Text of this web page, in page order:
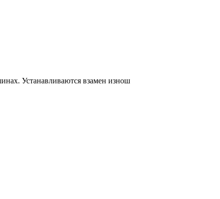
Устанавливаются взамен изнош